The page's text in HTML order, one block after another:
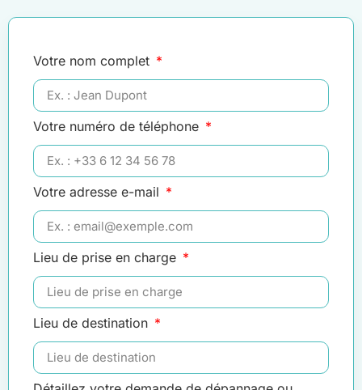
Votre nom complet
Votre numéro de téléphone
Votre adresse e-mail
Lieu de prise en charge
Lieu de destination